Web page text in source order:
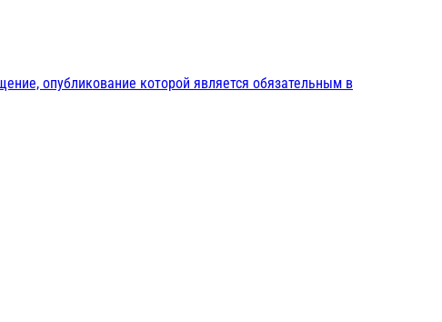
опубликование которой является обязательным в